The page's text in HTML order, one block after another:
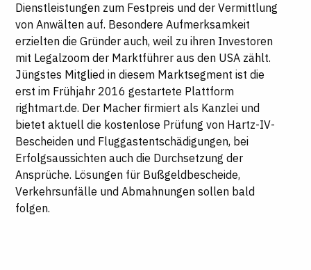
Dienstleistungen zum Festpreis und der Vermittlung
von Anwälten auf. Besondere Aufmerksamkeit
erzielten die Gründer auch, weil zu ihren Investoren
mit Legalzoom der Marktführer aus den USA zählt.
Jüngstes Mitglied in diesem Marktsegment ist die
erst im Frühjahr 2016 gestartete Plattform
rightmart.de. Der Macher firmiert als Kanzlei und
bietet aktuell die kostenlose Prüfung von Hartz-IV-
Bescheiden und Fluggastentschädigungen, bei
Erfolgsaussichten auch die Durchsetzung der
Ansprüche. Lösungen für Bußgeldbescheide,
Verkehrsunfälle und Abmahnungen sollen bald
folgen.